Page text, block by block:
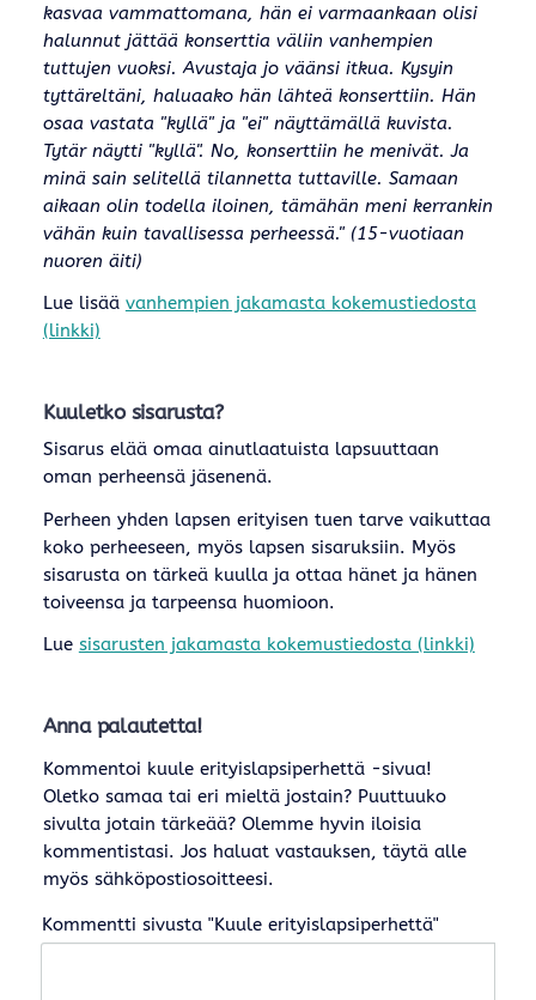
kasvaa vammattomana, hän ei varmaankaan olisi
halunnut jättää konserttia väliin vanhempien
tuttujen vuoksi. Avustaja jo väänsi itkua. Kysyin
tyttäreltäni, haluaako hän lähteä konserttiin. Hän
osaa vastata "kyllä" ja "ei" näyttämällä kuvista.
Tytär näytti "kyllä". No, konserttiin he menivät. Ja
minä sain selitellä tilannetta tuttaville. Samaan
aikaan olin todella iloinen, tämähän meni kerrankin
vähän kuin tavallisessa perheessä." (15-vuotiaan
nuoren äiti)
Lue lisää vanhempien jakamasta kokemustiedosta
(linkki)
Kuuletko sisarusta?
Sisarus elää omaa ainutlaatuista lapsuuttaan
oman perheensä jäsenenä.
Perheen yhden lapsen erityisen tuen tarve vaikuttaa
koko perheeseen, myös lapsen sisaruksiin. Myös
sisarusta on tärkeä kuulla ja ottaa hänet ja hänen
toiveensa ja tarpeensa huomioon.
Lue sisarusten jakamasta kokemustiedosta (linkki)
Anna palautetta!
Kommentoi kuule erityislapsiperhettä -sivua!
Oletko samaa tai eri mieltä jostain? Puuttuuko
sivulta jotain tärkeää? Olemme hyvin iloisia
kommentistasi. Jos haluat vastauksen, täytä alle
myös sähköpostiosoitteesi.
Kommentti sivusta "Kuule erityislapsiperhettä"